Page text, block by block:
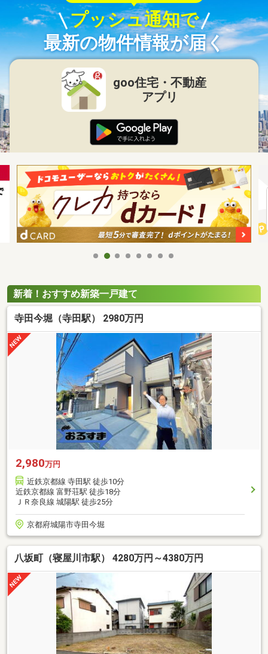
プッシュ通知で
最新の物件情報が届く
goo住宅・不動産
アプリ
新着！おすすめ新築一戸建て
寺田今堀（寺田駅） 2980万円
2,980万円
近鉄京都線 寺田駅 徒歩10分
近鉄京都線 富野荘駅 徒歩18分
ＪＲ奈良線 城陽駅 徒歩25分
京都府城陽市寺田今堀
八坂町（寝屋川市駅） 4280万円～4380万円